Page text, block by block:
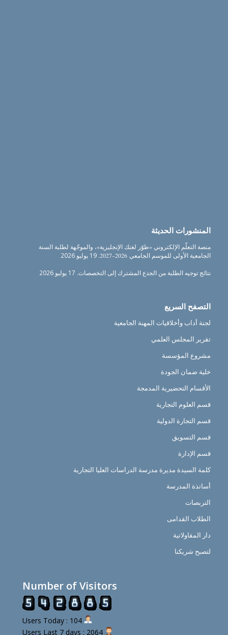
المنشورات الحديثة
منصة التعلّم الإلكتروني «طوّر لغتك الإنجليزية»، والموجّهة لطلبة السنة
الجامعية الأولى للموسم الجامعي 2026–2027.
19 يوليو 2026
نتائج توجيه الطلبة من الجذع المشترك إلى التخصصات. 17 يوليو 2026
التصفح السريع
لجنة أداب وأخلاقيات المهنة الجامعية
تقرير المجلس العلمي
مشروع المؤسسة
خلية ضمان الجودة
الأقسام التحضيرية المدمجة
قسم العلوم التجارية
قسم التجارة الدولية
قسم التسويق
قسم الإدارة
كلمة السيدة مديرة مدرسة الدراسات العليا التجارية
أساتذة المدرسة
التربصات
الطلاب القدامى
دار المقاولاتية
لتصبح شريكنا
Number of Visitors
Users Today : 104
Users Last 7 days : 2064